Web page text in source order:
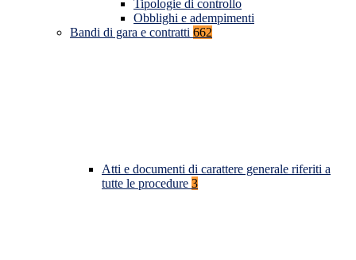
Tipologie di controllo
Obblighi e adempimenti
Bandi di gara e contratti 662
Atti e documenti di carattere generale riferiti a
tutte le procedure 3